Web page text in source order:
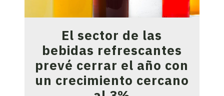
El sector de las
bebidas refrescantes
prevé cerrar el año con
un crecimiento cercano